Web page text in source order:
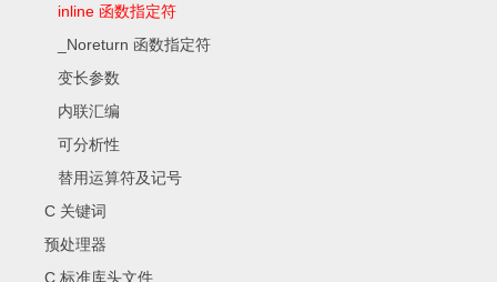
inline 函数指定符
_Noreturn 函数指定符
变长参数
内联汇编
可分析性
替用运算符及记号
C 关键词
预处理器
C 标准库头文件